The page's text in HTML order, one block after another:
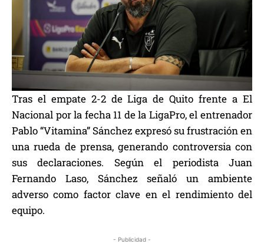
Tras el empate 2-2 de Liga de Quito frente a El
Nacional por la fecha 11 de la LigaPro, el entrenador
Pablo “Vitamina” Sánchez expresó su frustración en
una rueda de prensa, generando controversia con
sus declaraciones. Según el periodista Juan
Fernando Laso, Sánchez señaló un ambiente
adverso como factor clave en el rendimiento del
equipo.
- Publicidad -